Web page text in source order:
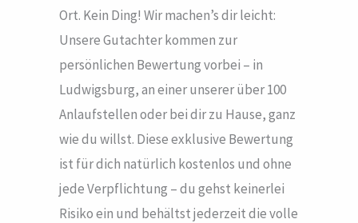
Ort. Kein Ding! Wir machen’s dir leicht:
Unsere Gutachter kommen zur
persönlichen Bewertung vorbei – in
Ludwigsburg, an einer unserer über 100
Anlaufstellen oder bei dir zu Hause, ganz
wie du willst. Diese exklusive Bewertung
ist für dich natürlich kostenlos und ohne
jede Verpflichtung – du gehst keinerlei
Risiko ein und behältst jederzeit die volle